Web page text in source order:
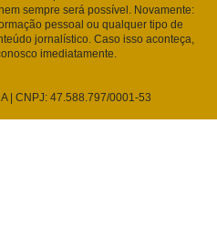
sempre será possível. Novamente:
pessoal ou qualquer tipo de
jornalístico. Caso isso aconteça,
imediatamente.
| CNPJ: 47.588.797/0001-53